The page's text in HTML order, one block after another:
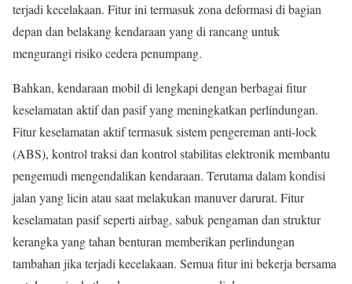
terjadi kecelakaan. Fitur ini termasuk zona deformasi di bagian
depan dan belakang kendaraan yang di rancang untuk
mengurangi risiko cedera penumpang.
Bahkan, kendaraan mobil di lengkapi dengan berbagai fitur
keselamatan aktif dan pasif yang meningkatkan perlindungan.
Fitur keselamatan aktif termasuk sistem pengereman anti-lock
(ABS), kontrol traksi dan kontrol stabilitas elektronik membantu
pengemudi mengendalikan kendaraan. Terutama dalam kondisi
jalan yang licin atau saat melakukan manuver darurat. Fitur
keselamatan pasif seperti airbag, sabuk pengaman dan struktur
kerangka yang tahan benturan memberikan perlindungan
tambahan jika terjadi kecelakaan. Semua fitur ini bekerja bersama